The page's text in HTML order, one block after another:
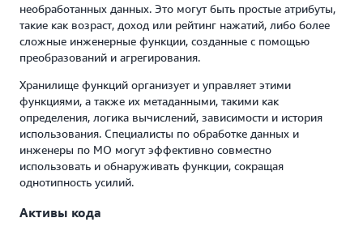
необработанных данных. Это могут быть простые атрибуты,
такие как возраст, доход или рейтинг нажатий, либо более
сложные инженерные функции, созданные с помощью
преобразований и агрегирования.
Хранилище функций организует и управляет этими
функциями, а также их метаданными, такими как
определения, логика вычислений, зависимости и история
использования. Специалисты по обработке данных и
инженеры по МО могут эффективно совместно
использовать и обнаруживать функции, сокращая
однотипность усилий.
Активы кода